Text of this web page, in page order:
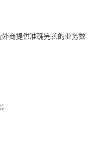
商提供准确完善的业务数